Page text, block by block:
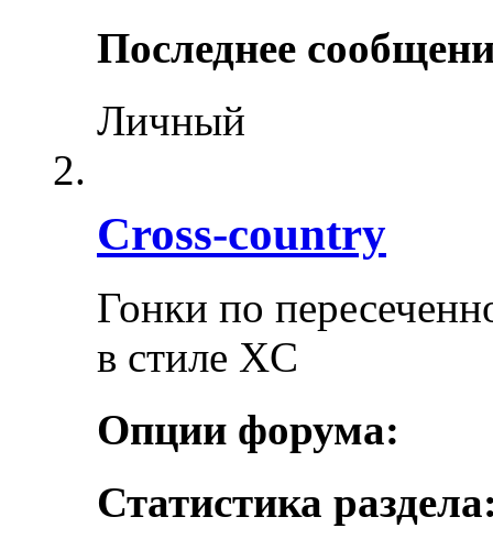
Последнее
Личный
Cross-сountry
Гонки по
в стиле XC
Опции форума:
Статистика